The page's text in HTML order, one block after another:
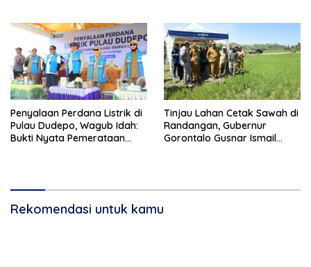
Bukan Konsumsi
Penyalaan Perdana Listrik di
Pulau Dudepo, Wagub Idah:
Bukti Nyata Pemerataan
Tinjau Lahan Cetak Sawah di
Randangan, Gubernur
Gorontalo Gusnar Ismail
Rekomendasi untuk kamu